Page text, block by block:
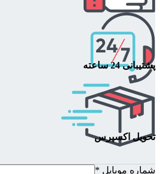
پشتیبانی 24 ساعته
تحویل اکسپرس
شماره موبایل *